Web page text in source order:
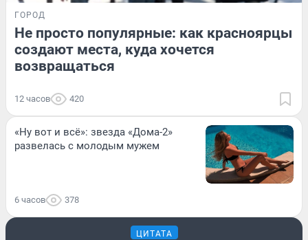
ГОРОД
Не просто популярные: как красноярцы
создают места, куда хочется
возвращаться
12 часов 420
«Ну вот и всё»: звезда «Дома-2»
развелась с молодым мужем
6 часов 378
ЦИТАТА